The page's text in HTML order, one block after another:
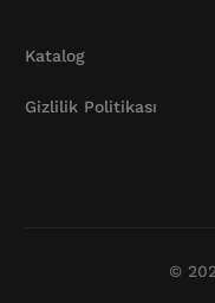
Katalog
Gizlilik Politikası
©